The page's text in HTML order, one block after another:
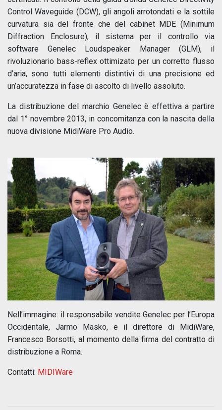
Control Waveguide (DCW), gli angoli arrotondati e la sottile
curvatura sia del fronte che del cabinet MDE (Minimum
Diffraction Enclosure), il sistema per il controllo via
software Genelec Loudspeaker Manager (GLM), il
rivoluzionario bass-reflex ottimizato per un corretto flusso
d’aria, sono tutti elementi distintivi di una precisione ed
un’accuratezza in fase di ascolto di livello assoluto.
La distribuzione del marchio Genelec è effettiva a partire
dal 1° novembre 2013, in concomitanza con la nascita della
nuova divisione MidiWare Pro Audio.
Nell’immagine: il responsabile vendite Genelec per l’Europa
Occidentale, Jarmo Masko, e il direttore di MidiWare,
Francesco Borsotti, al momento della firma del contratto di
distribuzione a Roma.
Contatti: MIDIWare